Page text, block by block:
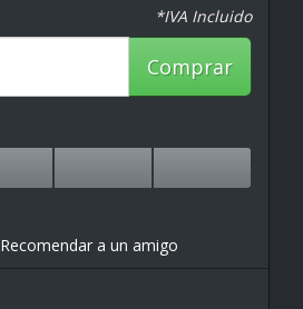
*IVA Incluido
Comprar
Recomendar a un amigo